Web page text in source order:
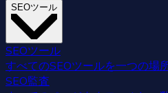
SEOツール
SEOツール
すべてのSEOツールを一つの場所
SEO監査